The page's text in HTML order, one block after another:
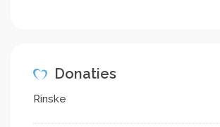
Donaties
Rinske